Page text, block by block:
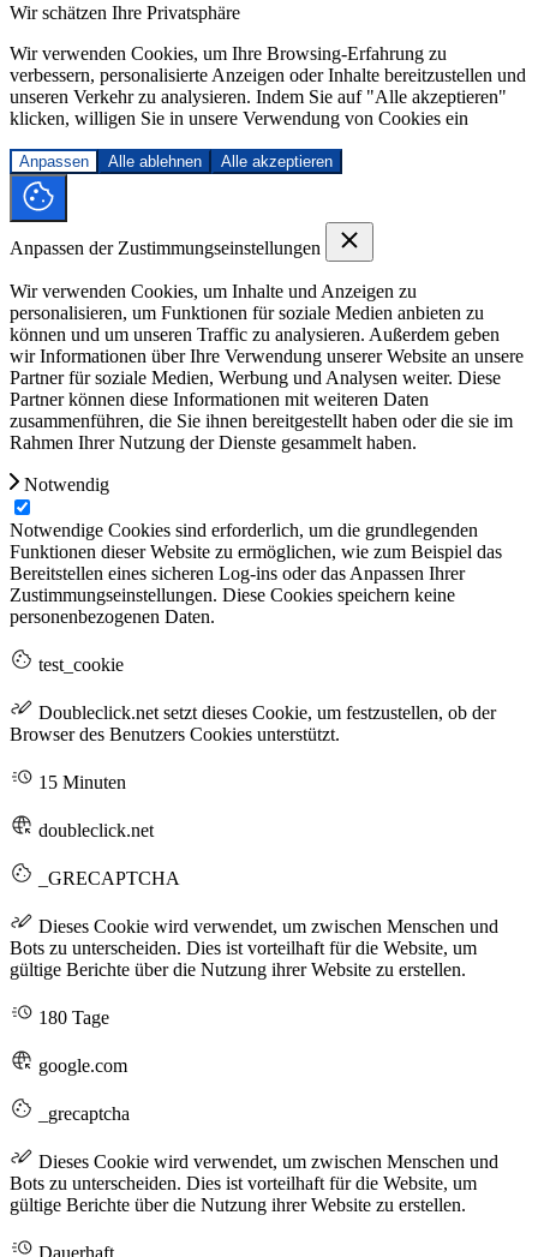
Wir schätzen Ihre Privatsphäre
Wir verwenden Cookies, um Ihre Browsing-Erfahrung zu
verbessern, personalisierte Anzeigen oder Inhalte bereitzustellen und
unseren Verkehr zu analysieren. Indem Sie auf "Alle akzeptieren"
klicken, willigen Sie in unsere Verwendung von Cookies ein
Anpassen Alle ablehnen Alle akzeptieren
Anpassen der Zustimmungseinstellungen
Wir verwenden Cookies, um Inhalte und Anzeigen zu
personalisieren, um Funktionen für soziale Medien anbieten zu
können und um unseren Traffic zu analysieren. Außerdem geben
wir Informationen über Ihre Verwendung unserer Website an unsere
Partner für soziale Medien, Werbung und Analysen weiter. Diese
Partner können diese Informationen mit weiteren Daten
zusammenführen, die Sie ihnen bereitgestellt haben oder die sie im
Rahmen Ihrer Nutzung der Dienste gesammelt haben.
Notwendig
Notwendige Cookies sind erforderlich, um die grundlegenden
Funktionen dieser Website zu ermöglichen, wie zum Beispiel das
Bereitstellen eines sicheren Log-ins oder das Anpassen Ihrer
Zustimmungseinstellungen. Diese Cookies speichern keine
personenbezogenen Daten.
test_cookie
Doubleclick.net setzt dieses Cookie, um festzustellen, ob der
Browser des Benutzers Cookies unterstützt.
15 Minuten
doubleclick.net
_GRECAPTCHA
Dieses Cookie wird verwendet, um zwischen Menschen und
Bots zu unterscheiden. Dies ist vorteilhaft für die Website, um
gültige Berichte über die Nutzung ihrer Website zu erstellen.
180 Tage
google.com
_grecaptcha
Dieses Cookie wird verwendet, um zwischen Menschen und
Bots zu unterscheiden. Dies ist vorteilhaft für die Website, um
gültige Berichte über die Nutzung ihrer Website zu erstellen.
Dauerhaft